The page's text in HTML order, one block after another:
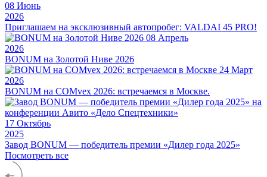
08 Июнь
2026
Приглашаем на эксклюзивный автопробег: VALDAI 45 PRO!
08 Апрель
2026
BONUM на Золотой Ниве 2026
24 Март
2026
BONUM на COMvex 2026: встречаемся в Москве.
17 Октябрь
2025
Завод BONUM — победитель премии «Дилер года 2025»
Посмотреть все